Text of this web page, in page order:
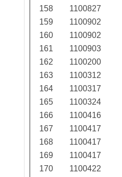
158
1100827
159
1100902
160
1100902
161
1100903
162
1100200
163
1100312
164
1100317
165
1100324
166
1100416
167
1100417
168
1100417
169
1100417
170
1100422